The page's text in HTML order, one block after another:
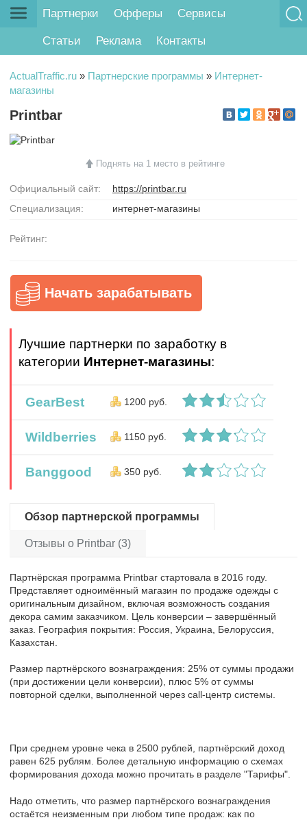
Партнерки Офферы Сервисы
Статьи Реклама Контакты
ActualTraffic.ru » Партнерские программы » Интернет-
магазины
Printbar
Поднять на 1 место в рейтинге
Официальный сайт:
https://printbar.ru
Специализация:
интернет-магазины
Рейтинг:
Начать зарабатывать
Лучшие партнерки по заработку в
категории Интернет-магазины:
GearBest 1200 руб.
Wildberries 1150 руб.
Banggood 350 руб.
Обзор партнерской программы
Отзывы о Printbar (3)
Партнёрская программа Printbar стартовала в 2016 году.
Представляет одноимённый магазин по продаже одежды с
оригинальным дизайном, включая возможность создания
декора самим заказчиком. Цель конверсии – завершённый
заказ. География покрытия: Россия, Украина, Белоруссия,
Казахстан.
Размер партнёрского вознаграждения: 25% от суммы продажи
(при достижении цели конверсии), плюс 5% от суммы
повторной сделки, выполненной через call-центр системы.
При среднем уровне чека в 2500 рублей, партнёрский доход
равен 625 рублям. Более детальную информацию о схемах
формирования дохода можно прочитать в разделе "Тарифы".
Надо отметить, что размер партнёрского вознаграждения
остаётся неизменным при любом типе продаж: как по